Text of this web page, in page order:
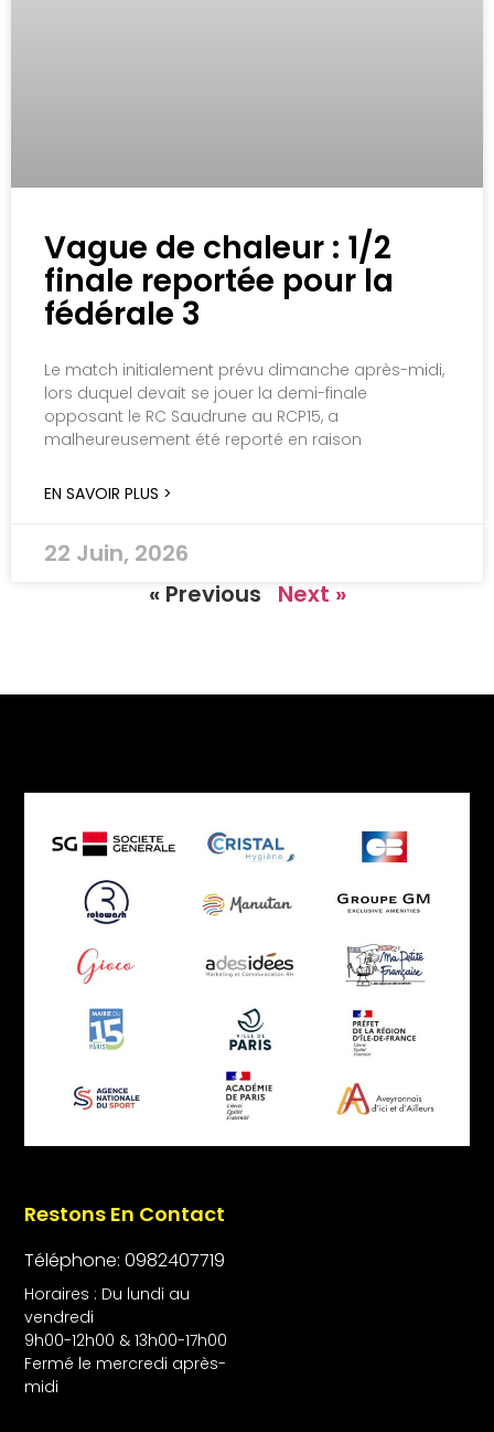
Vague de chaleur : 1/2
finale reportée pour la
fédérale 3
Le match initialement prévu dimanche après-midi,
lors duquel devait se jouer la demi-finale
opposant le RC Saudrune au RCP15, a
malheureusement été reporté en raison
EN SAVOIR PLUS >
22 Juin, 2026
« Previous
Next »
Restons En Contact
Téléphone: 0982407719
Horaires : Du lundi au
vendredi
9h00-12h00 & 13h00-17h00
Fermé le mercredi après-
midi